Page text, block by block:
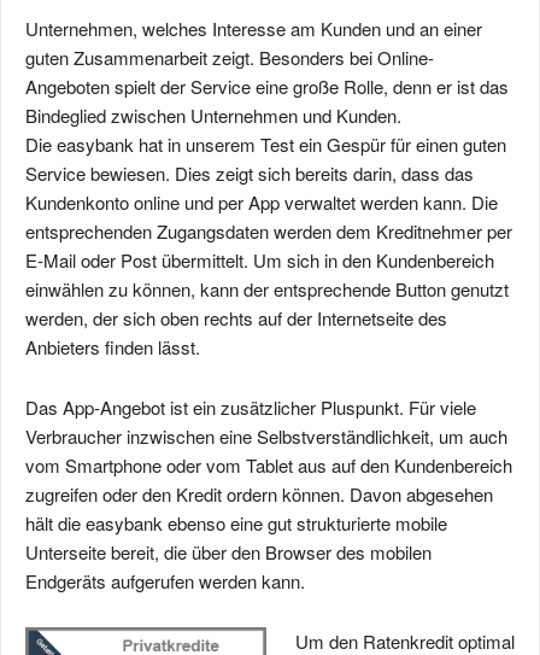
Unternehmen, welches Interesse am Kunden und an einer
guten Zusammenarbeit zeigt. Besonders bei Online-
Angeboten spielt der Service eine große Rolle, denn er ist das
Bindeglied zwischen Unternehmen und Kunden.
Die easybank hat in unserem Test ein Gespür für einen guten
Service bewiesen. Dies zeigt sich bereits darin, dass das
Kundenkonto online und per App verwaltet werden kann. Die
entsprechenden Zugangsdaten werden dem Kreditnehmer per
E-Mail oder Post übermittelt. Um sich in den Kundenbereich
einwählen zu können, kann der entsprechende Button genutzt
werden, der sich oben rechts auf der Internetseite des
Anbieters finden lässt.
Das App-Angebot ist ein zusätzlicher Pluspunkt. Für viele
Verbraucher inzwischen eine Selbstverständlichkeit, um auch
vom Smartphone oder vom Tablet aus auf den Kundenbereich
zugreifen oder den Kredit ordern können. Davon abgesehen
hält die easybank ebenso eine gut strukturierte mobile
Unterseite bereit, die über den Browser des mobilen
Endgeräts aufgerufen werden kann.
Um den Ratenkredit optimal